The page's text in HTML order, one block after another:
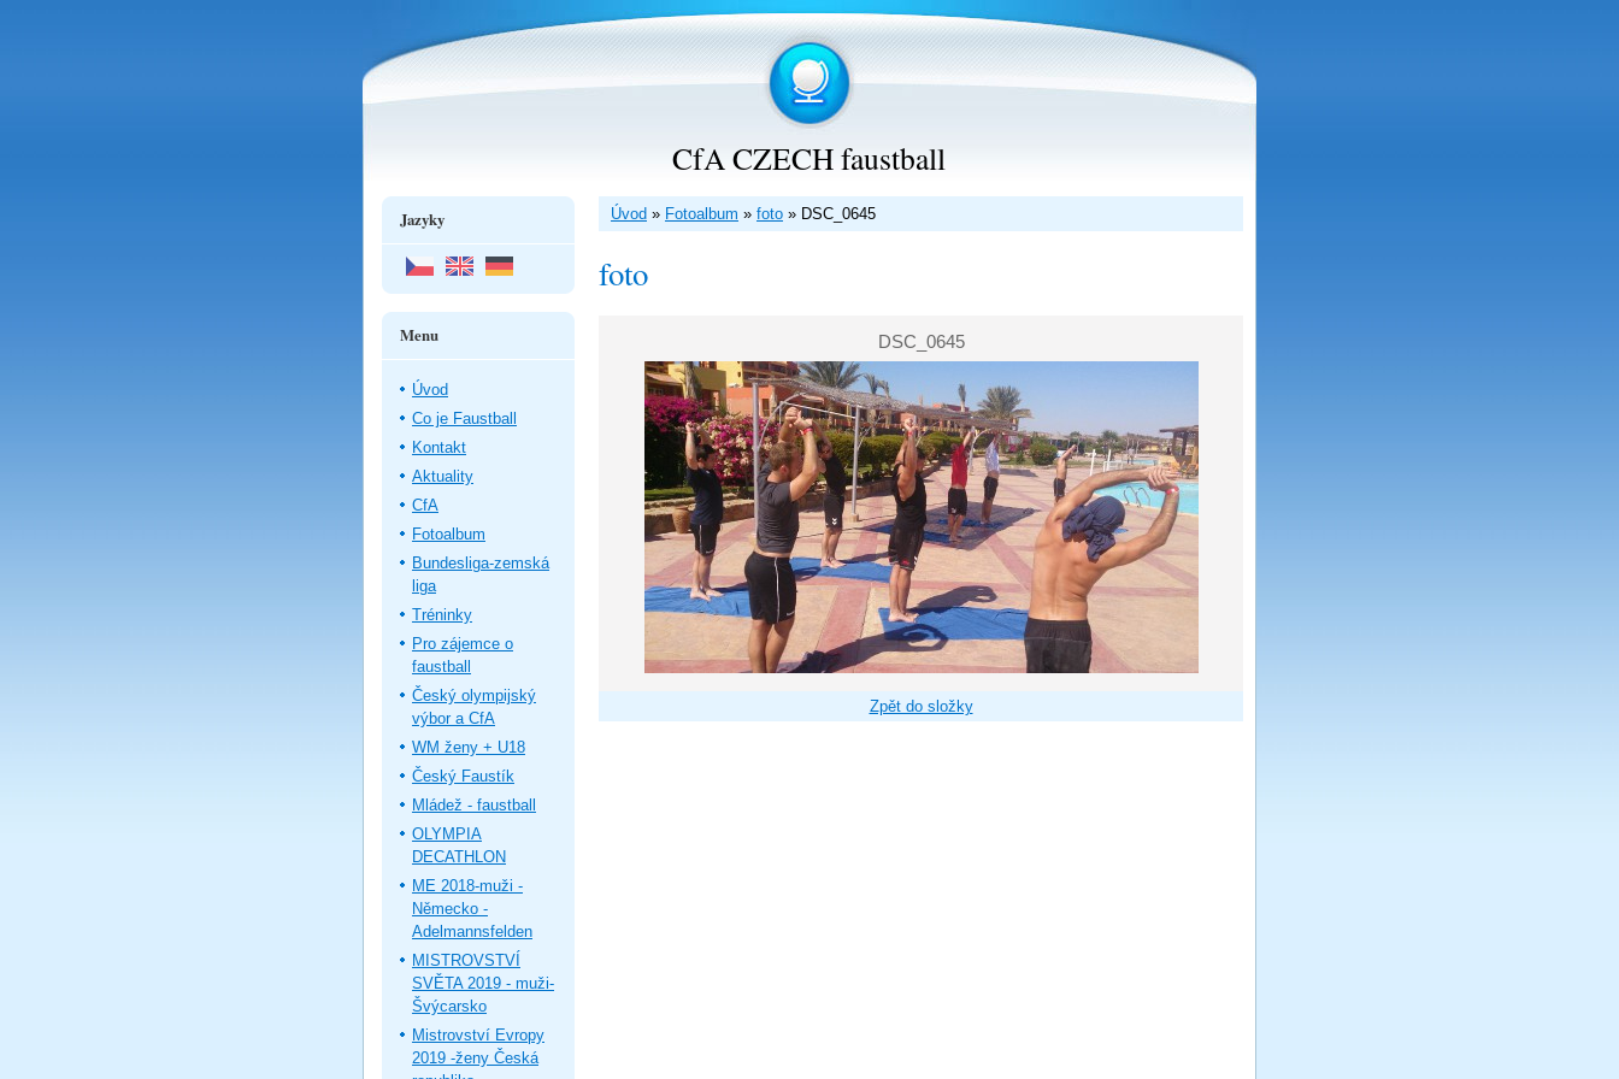
CfA CZECH faustball
Úvod » Fotoalbum » foto » DSC_0645
foto
DSC_0645
Zpět do složky
Jazyky
Menu
Úvod
Co je Faustball
Kontakt
Aktuality
CfA
Fotoalbum
Bundesliga-zemská
liga
Tréninky
Pro zájemce o
faustball
Český olympijský
výbor a CfA
WM ženy + U18
Český Faustík
Mládež - faustball
OLYMPIA
DECATHLON
ME 2018-muži -
Německo -
Adelmannsfelden
MISTROVSTVÍ
SVĚTA 2019 - muži-
Švýcarsko
Mistrovství Evropy
2019 -ženy Česká